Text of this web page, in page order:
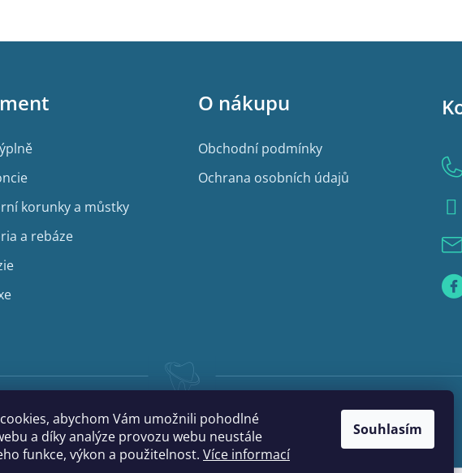
abychom Vám umožnili pohodlné
a díky analýze provozu webu neustále
funkce, výkon a použitelnost. Více informací
Souhlasím
korunky a můstky
a rebáze
O nákupu
Obchodní podmínky
Ochrana osobních údajů